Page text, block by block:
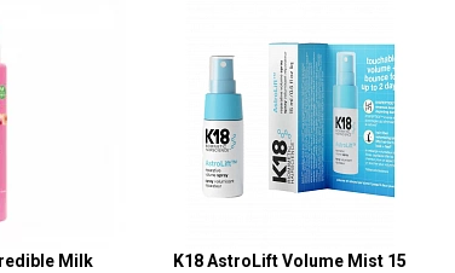
Milk
K18 AstroLift Volume Mist 15